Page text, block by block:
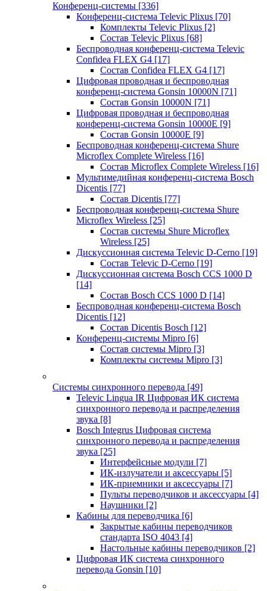
Конференц-системы [336]
Конференц-система Televic Plixus [70]
Комплекты Televic Plixus [2]
Состав Televic Plixus [68]
Беспроводная конференц-система Televic
Confidea FLEX G4 [17]
Состав Confidea FLEX G4 [17]
Цифровая проводная и беспроводная
конференц-система Gonsin 10000N [71]
Состав Gonsin 10000N [71]
Цифровая проводная и беспроводная
конференц-система Gonsin 10000E [9]
Состав Gonsin 10000E [9]
Беспроводная конференц-система Shure
Microflex Complete Wireless [16]
Состав Microflex Complete Wireless [16]
Мультимедийная конференц-система Bosch
Dicentis [77]
Состав Dicentis [77]
Беспроводная конференц-система Shure
Microflex Wireless [25]
Состав системы Shure Microflex
Wireless [25]
Дискуссионная система Televic D-Cerno [19]
Состав Televic D-Cerno [19]
Дискуссионная система Bosch CCS 1000 D
[14]
Состав Bosch CCS 1000 D [14]
Беспроводная конференц-система Bosch
Dicentis [12]
Состав Dicentis Bosch [12]
Конференц-системы Mipro [6]
Состав системы Mipro [3]
Комплекты системы Mipro [3]
Системы синхронного перевода [49]
Televic Lingua IR Цифровая ИК система
синхронного перевода и распределения
звука [8]
Bosch Integrus Цифровая система
синхронного перевода и распределения
звука [25]
Интерфейсные модули [7]
ИК-излучатели и аксессуары [5]
ИК-приемники и аксессуары [7]
Пульты переводчиков и аксессуары [4]
Наушники [2]
Кабины для переводчика [6]
Закрытые кабины переводчиков
стандарта ISO 4043 [4]
Настольные кабины переводчиков [2]
Цифровая ИК система синхронного
перевода Gonsin [10]